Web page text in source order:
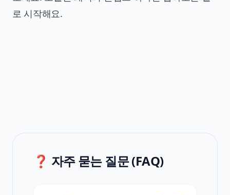
로 시작해요.
❓ 자주 묻는 질문 (FAQ)